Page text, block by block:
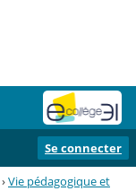
Se connecter
›Vie pédagogique et